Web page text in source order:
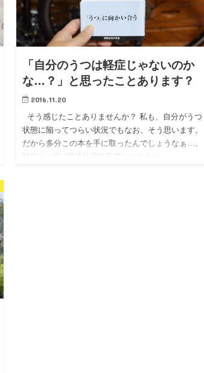
「自分のうつは軽症じゃないのか
な…？」と思ったことあります？
2016.11.20
そう感じたことありませんか？ 私も、自分がうつ
状態に陥ってつらい状況でもなお、そう思います。
だから多分この本を手に取ったんでしょうなぁ…。
軽症うつ病 (講談社現代新書) posted wi…